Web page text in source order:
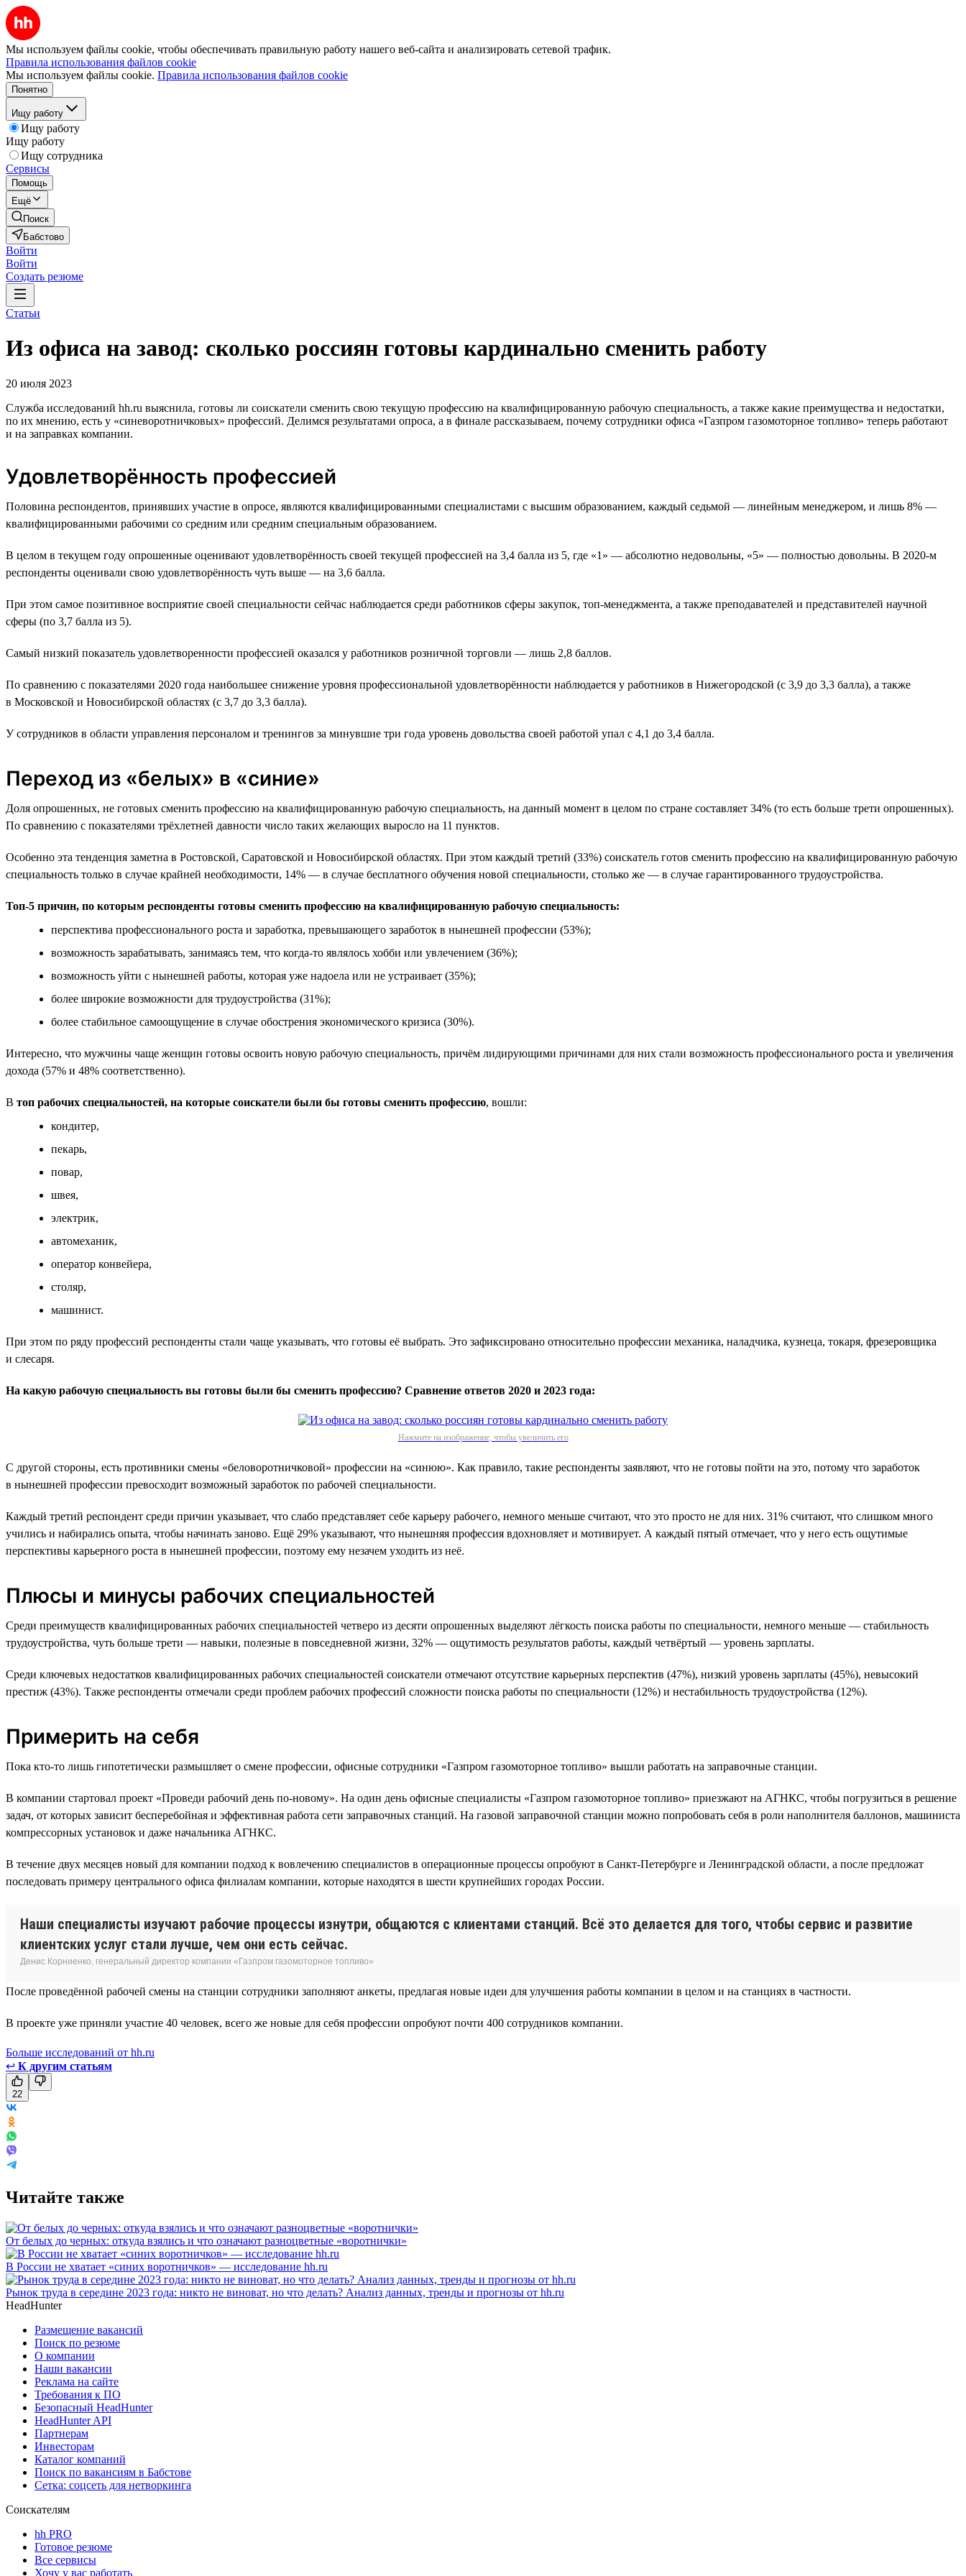
Мы используем файлы cookie, чтобы обеспечивать правильную работу нашего веб-сайта и анализировать сетевой трафик.
Правила использования файлов cookie
Мы используем файлы cookie. Правила использования файлов cookie
Понятно
Ищу работу
Ищу работу
Ищу работу
Ищу сотрудника
Сервисы
Помощь
Ещё
Поиск
Бабстово
Войти
Войти
Создать резюме
Статьи
Из офиса на завод: сколько россиян готовы кардинально сменить работу
20 июля 2023
Служба исследований hh.ru выяснила, готовы ли соискатели сменить свою текущую профессию на квалифицированную рабочую специальность, а также какие преимущества и недостатки,
по их мнению, есть у «синеворотничковых» профессий. Делимся результатами опроса, а в финале рассказываем, почему сотрудники офиса «Газпром газомоторное топливо» теперь работают
и на заправках компании.
Удовлетворённость профессией
Половина респондентов, принявших участие в опросе, являются квалифицированными специалистами с высшим образованием, каждый седьмой — линейным менеджером, и лишь 8% —
квалифицированными рабочими со средним или средним специальным образованием.
В целом в текущем году опрошенные оценивают удовлетворённость своей текущей профессией на 3,4 балла из 5, где «1» — абсолютно недовольны, «5» — полностью довольны. В 2020-м
респонденты оценивали свою удовлетворённость чуть выше — на 3,6 балла.
При этом самое позитивное восприятие своей специальности сейчас наблюдается среди работников сферы закупок, топ-менеджмента, а также преподавателей и представителей научной
сферы (по 3,7 балла из 5).
Самый низкий показатель удовлетворенности профессией оказался у работников розничной торговли — лишь 2,8 баллов.
По сравнению с показателями 2020 года наибольшее снижение уровня профессиональной удовлетворённости наблюдается у работников в Нижегородской (с 3,9 до 3,3 балла), а также
в Московской и Новосибирской областях (с 3,7 до 3,3 балла).
У сотрудников в области управления персоналом и тренингов за минувшие три года уровень довольства своей работой упал с 4,1 до 3,4 балла.
Переход из «белых» в «синие»
Доля опрошенных, не готовых сменить профессию на квалифицированную рабочую специальность, на данный момент в целом по стране составляет 34% (то есть больше трети опрошенных).
По сравнению с показателями трёхлетней давности число таких желающих выросло на 11 пунктов.
Особенно эта тенденция заметна в Ростовской, Саратовской и Новосибирской областях. При этом каждый третий (33%) соискатель готов сменить профессию на квалифицированную рабочую
специальность только в случае крайней необходимости, 14% — в случае бесплатного обучения новой специальности, столько же — в случае гарантированного трудоустройства.
Топ-5 причин, по которым респонденты готовы сменить профессию на квалифицированную рабочую специальность:
перспектива профессионального роста и заработка, превышающего заработок в нынешней профессии (53%);
возможность зарабатывать, занимаясь тем, что когда-то являлось хобби или увлечением (36%);
возможность уйти с нынешней работы, которая уже надоела или не устраивает (35%);
более широкие возможности для трудоустройства (31%);
более стабильное самоощущение в случае обострения экономического кризиса (30%).
Интересно, что мужчины чаще женщин готовы освоить новую рабочую специальность, причём лидирующими причинами для них стали возможность профессионального роста и увеличения
дохода (57% и 48% соответственно).
В топ рабочих специальностей, на которые соискатели были бы готовы сменить профессию, вошли:
кондитер,
пекарь,
повар,
швея,
электрик,
автомеханик,
оператор конвейера,
столяр,
машинист.
При этом по ряду профессий респонденты стали чаще указывать, что готовы её выбрать. Это зафиксировано относительно профессии механика, наладчика, кузнеца, токаря, фрезеровщика
и слесаря.
На какую рабочую специальность вы готовы были бы сменить профессию? Сравнение ответов 2020 и 2023 года:
Нажмите на изображение, чтобы увеличить его
С другой стороны, есть противники смены «беловоротничковой» профессии на «синюю». Как правило, такие респонденты заявляют, что не готовы пойти на это, потому что заработок
в нынешней профессии превосходит возможный заработок по рабочей специальности.
Каждый третий респондент среди причин указывает, что слабо представляет себе карьеру рабочего, немного меньше считают, что это просто не для них. 31% считают, что слишком много
учились и набирались опыта, чтобы начинать заново. Ещё 29% указывают, что нынешняя профессия вдохновляет и мотивирует. А каждый пятый отмечает, что у него есть ощутимые
перспективы карьерного роста в нынешней профессии, поэтому ему незачем уходить из неё.
Плюсы и минусы рабочих специальностей
Среди преимуществ квалифицированных рабочих специальностей четверо из десяти опрошенных выделяют лёгкость поиска работы по специальности, немного меньше — стабильность
трудоустройства, чуть больше трети — навыки, полезные в повседневной жизни, 32% — ощутимость результатов работы, каждый четвёртый — уровень зарплаты.
Среди ключевых недостатков квалифицированных рабочих специальностей соискатели отмечают отсутствие карьерных перспектив (47%), низкий уровень зарплаты (45%), невысокий
престиж (43%). Также респонденты отмечали среди проблем рабочих профессий сложности поиска работы по специальности (12%) и нестабильность трудоустройства (12%).
Примерить на себя
Пока кто-то лишь гипотетически размышляет о смене профессии, офисные сотрудники «Газпром газомоторное топливо» вышли работать на заправочные станции.
В компании стартовал проект «Проведи рабочий день по-новому». На один день офисные специалисты «Газпром газомоторное топливо» приезжают на АГНКС, чтобы погрузиться в решение
задач, от которых зависит бесперебойная и эффективная работа сети заправочных станций. На газовой заправочной станции можно попробовать себя в роли наполнителя баллонов, машиниста
компрессорных установок и даже начальника АГНКС.
В течение двух месяцев новый для компании подход к вовлечению специалистов в операционные процессы опробуют в Санкт-Петербурге и Ленинградской области, а после предложат
последовать примеру центрального офиса филиалам компании, которые находятся в шести крупнейших городах России.
Наши специалисты изучают рабочие процессы изнутри, общаются с клиентами станций. Всё это делается для того, чтобы сервис и развитие
клиентских услуг стали лучше, чем они есть сейчас.
Денис Корниенко, генеральный директор компании «Газпром газомоторное топливо»
После проведённой рабочей смены на станции сотрудники заполняют анкеты, предлагая новые идеи для улучшения работы компании в целом и на станциях в частности.
В проекте уже приняли участие 40 человек, всего же новые для себя профессии опробуют почти 400 сотрудников компании.
Больше исследований от hh.ru
↩ К другим статьям
22
Читайте также
От белых до черных: откуда взялись и что означают разноцветные «воротнички»
В России не хватает «синих воротничков» — исследование hh.ru
Рынок труда в середине 2023 года: никто не виноват, но что делать? Анализ данных, тренды и прогнозы от hh.ru
HeadHunter
Размещение вакансий
Поиск по резюме
О компании
Наши вакансии
Реклама на сайте
Требования к ПО
Безопасный HeadHunter
HeadHunter API
Партнерам
Инвесторам
Каталог компаний
Поиск по вакансиям в Бабстове
Сетка: соцсеть для нетворкинга
Соискателям
hh PRO
Готовое резюме
Все сервисы
Хочу у вас работать